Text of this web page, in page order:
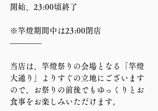
開始、23:00頃終了
※竿燈期間中は23:00閉店
————
当店は、竿燈祭りの会場となる「竿燈
大通り」よりすぐの立地にございます
ので、お祭りの前後でもゆっくりとお
食事をお楽しみいただけます。